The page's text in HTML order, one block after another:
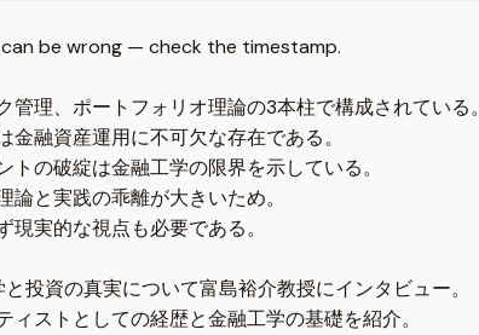
be wrong — check the timestamp.
理、ポートフォリオ理論の3本柱で構成されている。
融資産運用に不可欠な存在である。
の破綻は金融工学の限界を示している。
と実践の乖離が大きいため。
実的な視点も必要である。
投資の真実について富島裕介教授にインタビュー。
ストとしての経歴と金融工学の基礎を紹介。